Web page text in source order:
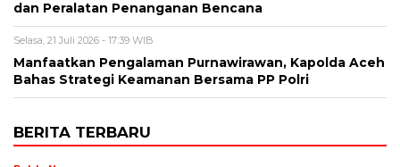
dan Peralatan Penanganan Bencana
Selasa, 21 Juli 2026 - 17:39 WIB
Manfaatkan Pengalaman Purnawirawan, Kapolda Aceh
Bahas Strategi Keamanan Bersama PP Polri
BERITA TERBARU